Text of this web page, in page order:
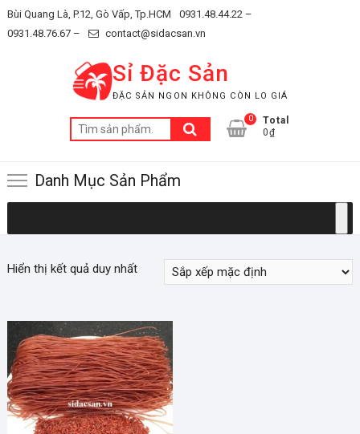
Skip
to
Bùi Quang Là, P.12, Gò Vấp, Tp.HCM
0931.48.44.22 –
0931.48.76.67 –
contact@sidacsan.vn
Sỉ Đặc Sản
ĐẶC SẢN NGON KHÔNG CÒN LO GIÁ
Tìm
kiếm:
0
Total
0₫
Danh Mục Sản Phẩm
Hiển thị kết quả duy nhất